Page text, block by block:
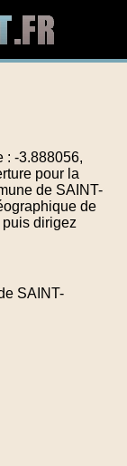
: -3.888056,
pour la
de SAINT-
de
dirigez
SAINT-